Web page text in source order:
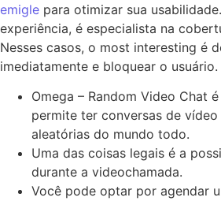
emigle para otimizar sua
experiência, é especialista na
Nesses casos, o most interesting é
imediatamente e bloquear o usuário.
Omega – Random Video Chat
permite ter conversas de
aleatórias do mundo todo.
Uma das coisas legais é a
durante a videochamada.
Você pode optar por agendar